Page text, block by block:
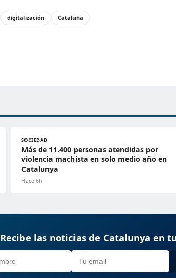
digitalización Cataluña
SOCIEDAD
Más de 11.400 personas atendidas por
violencia machista en solo medio año en
Catalunya
Hace 6h
Recibe las noticias de Catalunya en